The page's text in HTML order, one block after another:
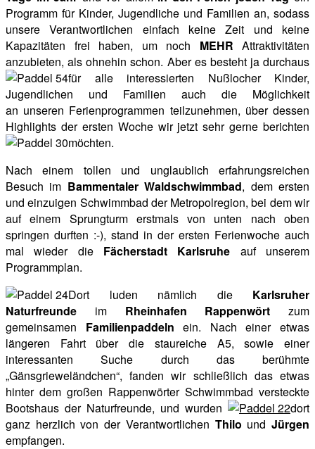
Programm für Kinder, Jugendliche und Familien an, sodass
unsere Verantwortlichen einfach keine Zeit und keine
Kapazitäten frei haben, um noch MEHR Attraktivitäten
anzubieten, als ohnehin schon. Aber es besteht ja durchaus
für alle interessierten Nußlocher Kinder,
Jugendlichen und Familien auch die Möglichkeit
an unseren Ferienprogrammen teilzunehmen, über dessen
Highlights der ersten Woche wir jetzt sehr gerne berichten
möchten.
Nach einem tollen und unglaublich erfahrungsreichen
Besuch im Bammentaler Waldschwimmbad, dem ersten
und einzuigen Schwimmbad der Metropolregion, bei dem wir
auf einem Sprungturm erstmals von unten nach oben
springen durften :-), stand in der ersten Ferienwoche auch
mal wieder die Fächerstadt Karlsruhe auf unserem
Programmplan.
Dort luden nämlich die Karlsruher
Naturfreunde im Rheinhafen Rappenwört zum
gemeinsamen Familienpaddeln ein. Nach einer etwas
längeren Fahrt über die staureiche A5, sowie einer
interessanten Suche durch das berühmte
„Gänsgrieweländchen“, fanden wir schließlich das etwas
hinter dem großen Rappenwörter Schwimmbad versteckte
Bootshaus der Naturfreunde, und wurden
dort
ganz herzlich von der Verantwortlichen Thilo undJürgen
empfangen.